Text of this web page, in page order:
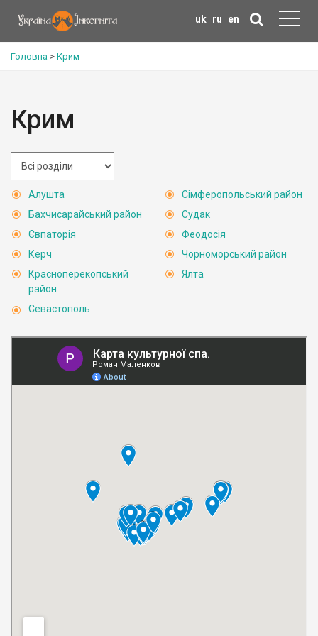
uk ru en
Головна > Крим
Крим
Алушта
Бахчисарайський район
Євпаторія
Керч
Красноперекопський
район
Севастополь
Сімферопольський район
Судак
Феодосія
Чорноморський район
Ялта